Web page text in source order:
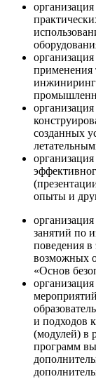
применения
созданных
опыты и
занятий по
поведения
возможных
«Основ
и подходов
(модулей) в
программ